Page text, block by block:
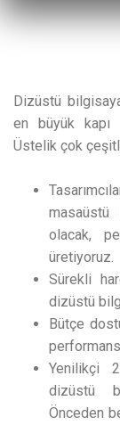
Dizüstü
en büyük kapı
Üstelik çok
masaüstü
olacak,
üretiyoruz.
Sürekli
dizüstü
Bütçe
Yenilikçi
dizüstü
Önceden